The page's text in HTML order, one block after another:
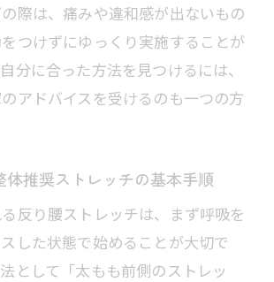
際は、痛みや違和感が出ないもの
つけずにゆっくり実施することが
分に合った方法を見つけるには、
アドバイスを受けるのも一つの方
体推奨ストレッチの基本手順
反り腰ストレッチは、まず呼吸を
した状態で始めることが大切で
として「太もも前側のストレッ